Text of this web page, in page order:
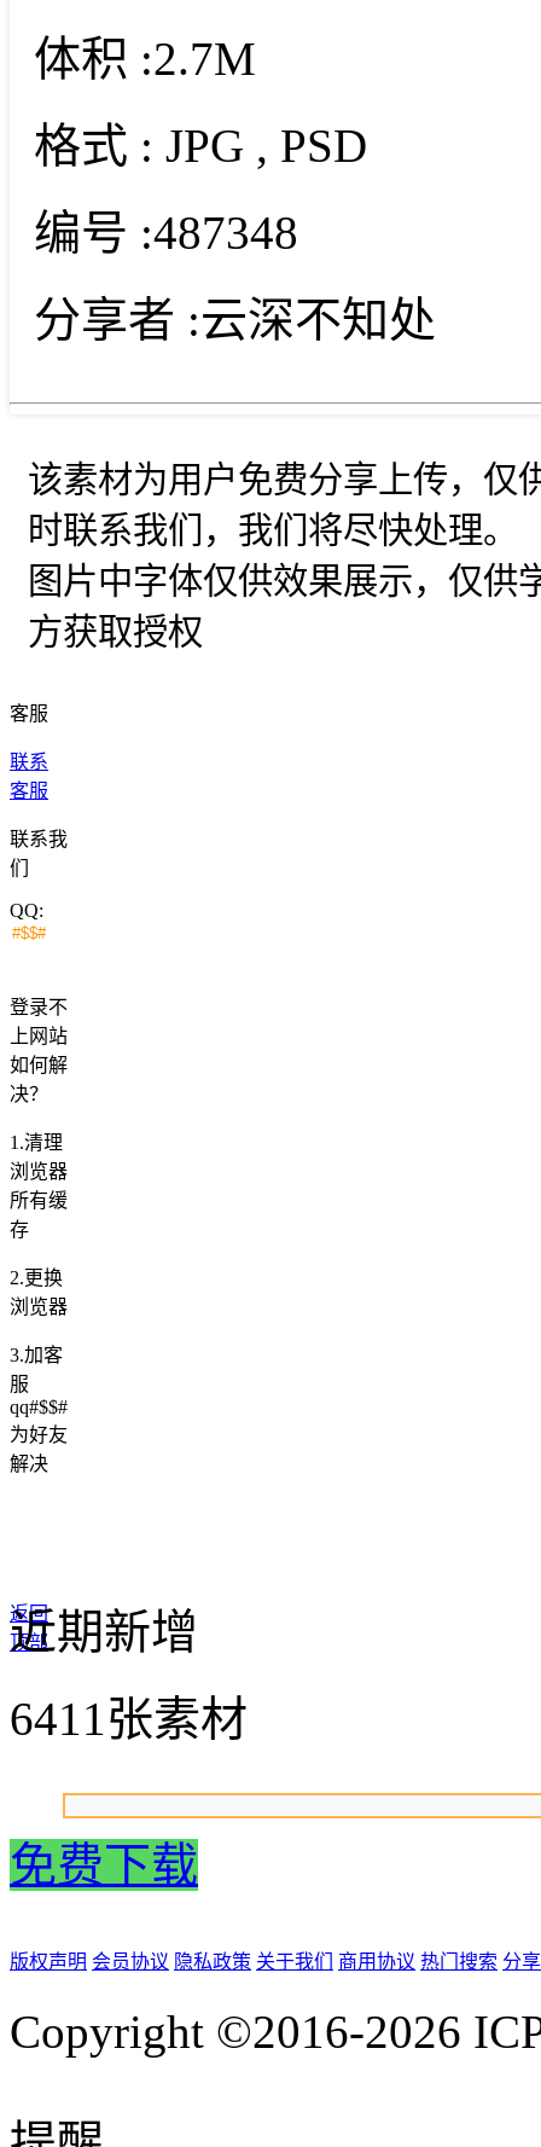
体积 :2.7M
格式 : JPG , PSD
编号 :487348
分享者 :云深不知处
该素材为用户免费分享上传，仅
时联系我们，我们将尽快处理。
图片中字体仅供效果展示，仅供
方获取授权
客服
联系
客服
联系我
们
QQ:
登录不
上网站
如何解
决？
1.清理
浏览器
所有缓
存
2.更换
浏览器
3.加客
服
qq#$$#
为好友
解决
返回
顶部
近期新增
6411张素材
免费下载
版权声明 会员协议 隐私政策 关于我们 商用协议 热门搜索 分
Copyright ©2016-2026